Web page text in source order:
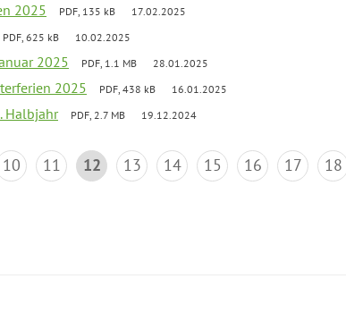
2025 PDF, 135 kB 17.02.2025
PDF, 625 kB 10.02.2025
2025 PDF, 1.1 MB 28.01.2025
2025 PDF, 438 kB 16.01.2025
Halbjahr PDF, 2.7 MB 19.12.2024
10 11 12 13 14 15 16 17 18